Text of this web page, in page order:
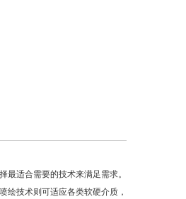
适合需要的技术来满足需求。
技术则可适应各类软硬介质，